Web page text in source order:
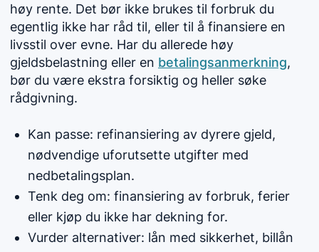
høy rente. Det bør ikke brukes til forbruk du
egentlig ikke har råd til, eller til å finansiere en
livsstil over evne. Har du allerede høy
gjeldsbelastning eller en betalingsanmerkning,
bør du være ekstra forsiktig og heller søke
rådgivning.
Kan passe: refinansiering av dyrere gjeld,
nødvendige uforutsette utgifter med
nedbetalingsplan.
Tenk deg om: finansiering av forbruk, ferier
eller kjøp du ikke har dekning for.
Vurder alternativer: lån med sikkerhet, billån